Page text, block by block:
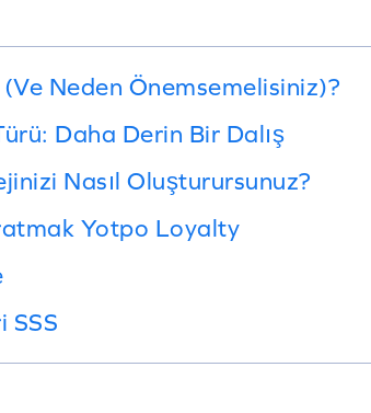
Neden Önemsemelisiniz)?
Daha Derin Bir Dalış
Nasıl Oluşturursunuz?
Yotpo Loyalty
SSS